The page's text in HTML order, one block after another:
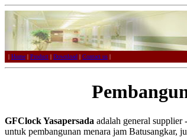
| Home | Product | Download | Contact us |
GFClock Yasapersada adalah general
untuk pembangunan menara jam Batusangkar,